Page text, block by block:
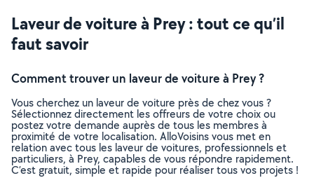
Laveur de voiture à Prey : tout ce qu’il
faut savoir
Comment trouver un laveur de voiture à Prey ?
Vous cherchez un laveur de voiture près de chez vous ?
Sélectionnez directement les offreurs de votre choix ou
postez votre demande auprès de tous les membres à
proximité de votre localisation. AlloVoisins vous met en
relation avec tous les laveur de voitures, professionnels et
particuliers, à Prey, capables de vous répondre rapidement.
C’est gratuit, simple et rapide pour réaliser tous vos projets !